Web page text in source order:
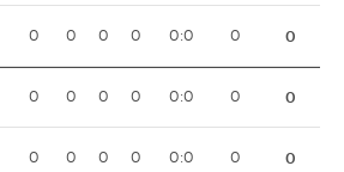
0 0 0 0 0:0 0 0
0 0 0 0 0:0 0 0
0 0 0 0 0:0 0 0